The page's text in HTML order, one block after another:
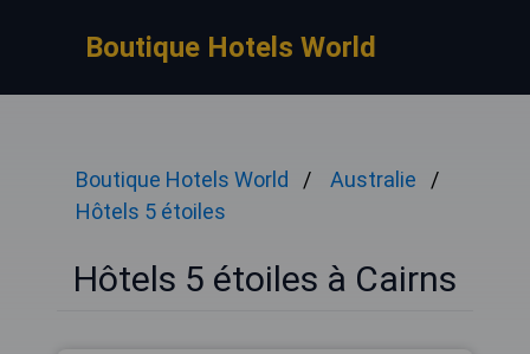
Boutique Hotels World
Boutique Hotels World
Australie
Hôtels 5 étoiles
Hôtels 5 étoiles à Cairns